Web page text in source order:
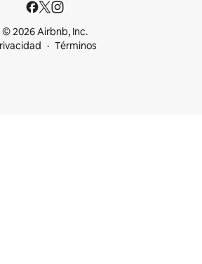
© 2026 Airbnb, Inc.
Términos